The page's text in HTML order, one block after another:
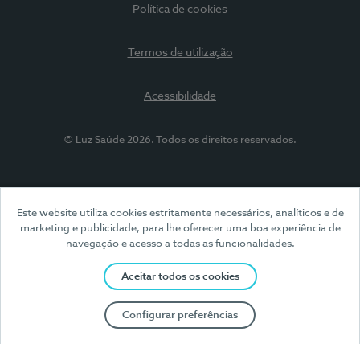
Este website utiliza cookies estritamente necessários, analíticos e de
marketing e publicidade, para lhe oferecer uma boa experiência de
navegação e acesso a todas as funcionalidades.
Aceitar todos os cookies
Configurar preferências
Política de cookies
Termos de utilização
Acessibilidade
© Luz Saúde 2026. Todos os direitos reservados.